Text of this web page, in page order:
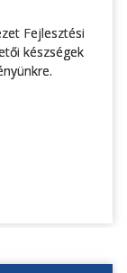
Fejlesztési
készségek